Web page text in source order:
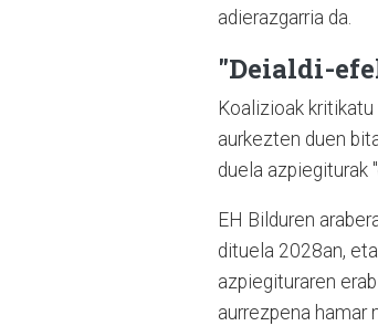
adierazgarria da.
"Deialdi-
Koalizioak
aurkezten duen
duela azpiegiturak
EH Bilduren
dituela 2028an,
azpiegituraren
aurrezpena hamar